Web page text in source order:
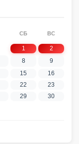
СБ ВС
1
2
8
9
15
16
22
23
29
30